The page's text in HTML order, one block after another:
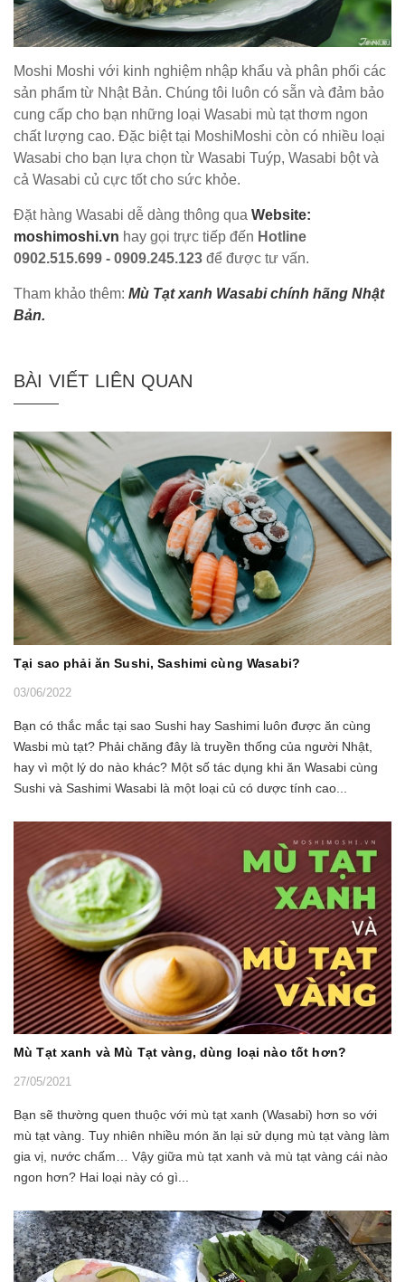
Moshi Moshi với kinh nghiệm nhập khẩu và phân phối các
sản phẩm từ Nhật Bản. Chúng tôi luôn có sẵn và đảm bảo
cung cấp cho bạn những loại Wasabi mù tạt thơm ngon
chất lượng cao. Đặc biệt tại MoshiMoshi còn có nhiều loại
Wasabi cho bạn lựa chọn từ Wasabi Tuýp, Wasabi bột và
cả Wasabi củ cực tốt cho sức khỏe.
Đặt hàng Wasabi dễ dàng thông qua Website:
moshimoshi.vn hay gọi trực tiếp đến Hotline
0902.515.699 - 0909.245.123 để được tư vấn.
Tham khảo thêm: Mù Tạt xanh Wasabi chính hãng Nhật
Bản.
BÀI VIẾT LIÊN QUAN
Tại sao phải ăn Sushi, Sashimi cùng Wasabi?
03/06/2022
Bạn có thắc mắc tại sao Sushi hay Sashimi luôn được ăn cùng
Wasbi mù tạt? Phải chăng đây là truyền thống của người Nhật,
hay vì một lý do nào khác? Một số tác dụng khi ăn Wasabi cùng
Sushi và Sashimi Wasabi là một loại củ có dược tính cao...
Mù Tạt xanh và Mù Tạt vàng, dùng loại nào tốt hơn?
27/05/2021
Bạn sẽ thường quen thuộc với mù tạt xanh (Wasabi) hơn so với
mù tạt vàng. Tuy nhiên nhiều món ăn lại sử dụng mù tạt vàng làm
gia vị, nước chấm… Vậy giữa mù tạt xanh và mù tạt vàng cái nào
ngon hơn? Hai loại này có gì...